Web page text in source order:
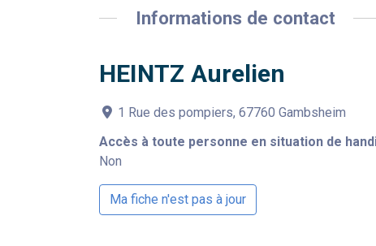
Informations de contact
HEINTZ Aurelien
1 Rue des pompiers, 67760 Gambsheim
Accès à toute personne en situation de
Non
Ma fiche n'est pas à jour